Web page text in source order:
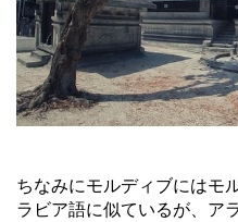
ちなみにモルディブにはモ
ラビア語に似ているが、ア